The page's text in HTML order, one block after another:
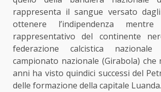
rappresenta il sangue versato
ottenere l’indipendenza
rappresentativo del continente
federazione calcistica
campionato nazionale (Girabola) che
anni ha visto quindici successi del
delle formazione della capitale Luanda.